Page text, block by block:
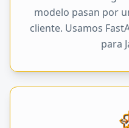
modelo pasan por
cliente. Usamos
para